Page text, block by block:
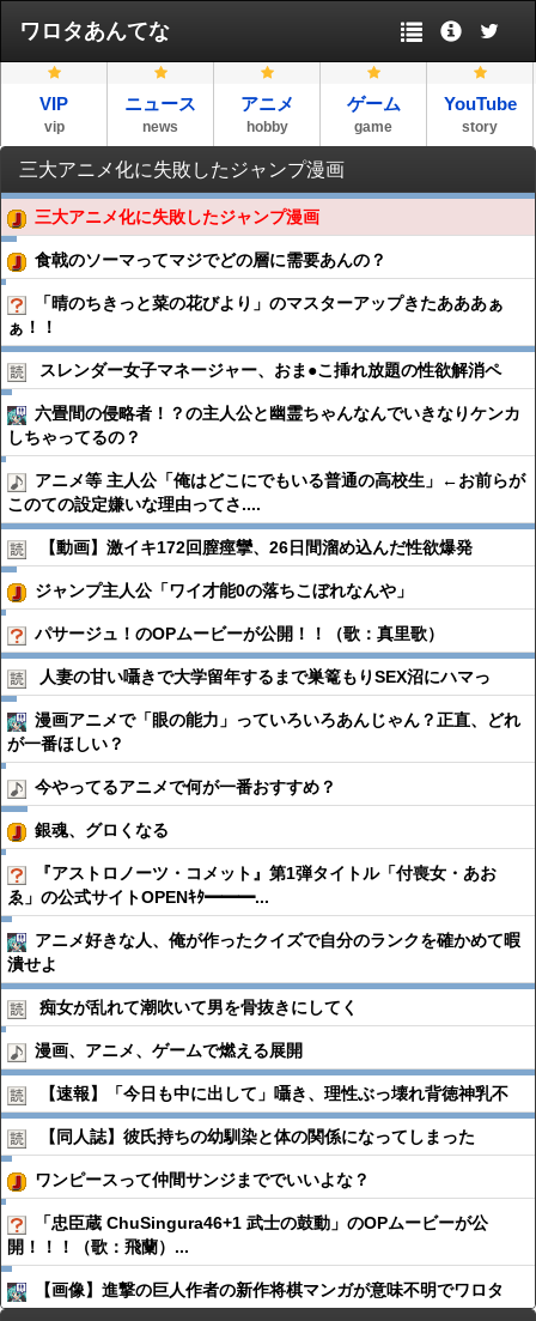
ワロタあんてな
VIP
vip
ニュース
news
アニメ
hobby
ゲーム
game
YouTube
story
三大アニメ化に失敗したジャンプ漫画
三大アニメ化に失敗したジャンプ漫画
食戟のソーマってマジでどの層に需要あんの？
「晴のちきっと菜の花びより」のマスターアップきたあああぁ
ぁ！！
スレンダー女子マネージャー、おま●︎こ挿れ放題の性欲解消ペ
六畳間の侵略者！？の主人公と幽霊ちゃんなんでいきなりケンカ
しちゃってるの？
アニメ等 主人公「俺はどこにでもいる普通の高校生」←お前らが
このての設定嫌いな理由ってさ....
【動画】激イキ172回膣痙攣、26日間溜め込んだ性欲爆発
ジャンプ主人公「ワイ才能0の落ちこぼれなんや」
パサージュ！のOPムービーが公開！！（歌：真里歌）
人妻の甘い囁きで大学留年するまで巣篭もりSEX沼にハマっ
漫画アニメで「眼の能力」っていろいろあんじゃん？正直、どれ
が一番ほしい？
今やってるアニメで何が一番おすすめ？
銀魂、グロくなる
『アストロノーツ・コメット』第1弾タイトル「付喪女・あお
ゑ」の公式サイトOPENｷﾀ━━━...
アニメ好きな人、俺が作ったクイズで自分のランクを確かめて暇
潰せよ
痴女が乱れて潮吹いて男を骨抜きにしてく
漫画、アニメ、ゲームで燃える展開
【速報】「今日も中に出して」囁き、理性ぶっ壊れ背徳神乳不
【同人誌】彼氏持ちの幼馴染と体の関係になってしまった
ワンピースって仲間サンジまででいいよな？
「忠臣蔵 ChuSingura46+1 武士の鼓動」のOPムービーが公
開！！！（歌：飛蘭）...
【画像】進撃の巨人作者の新作将棋マンガが意味不明でワロタ